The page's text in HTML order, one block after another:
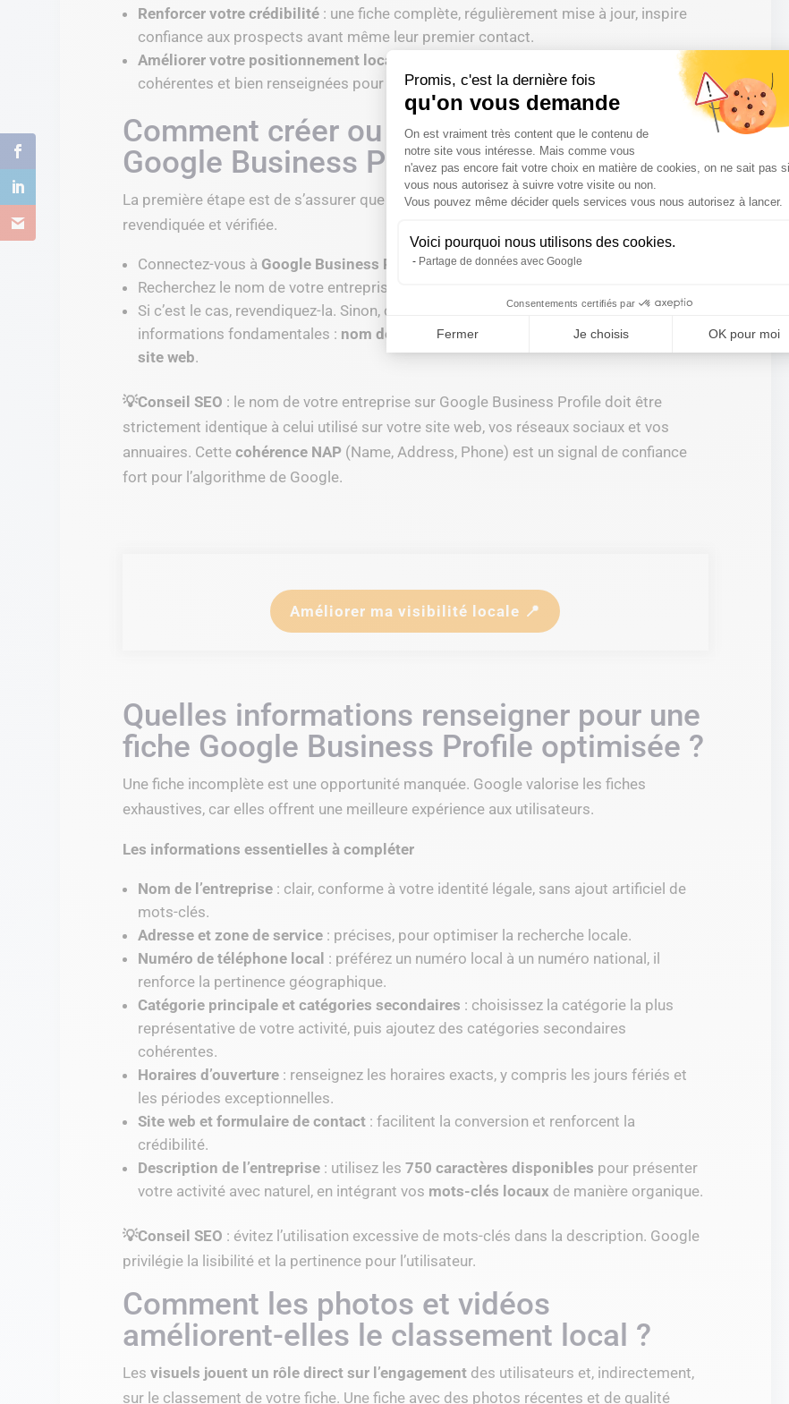
Promis, c'est la dernière fois
qu'on vous demande
Plateforme de Gestion du
On est vraiment très content que le contenu de
notre site vous intéresse. Mais comme vous
n'avez pas encore fait votre choix en matière de cookies, on ne sait pas si
vous nous autorisez à suivre votre visite ou non.
Vous pouvez même décider quels services vous nous autorisez à lancer.
Voici pourquoi nous utilisons des cookies.
Partage de données avec Google
Consentements certifiés par
Fermer Je choisis OK pour moi
Axeptio consent
Renforcer votre crédibilité : une fiche complète, régulièrement mise à jour, inspire
confiance aux prospects avant même leur premier contact.
Améliorer votre positionnement local
cohérentes et bien renseignées pour les requêtes géolocalisées.
Comment créer ou revendiquer sa fiche
Google Business Profile ?
La première étape est de s’assurer que votre entreprise dispose bien d’une fiche
revendiquée et vérifiée.
Connectez-vous à Google Business Profileavec votre compte Google.
Recherchez le nom de votre entreprise pour vérifier si une fiche existe déjà.
Si c’est le cas, revendiquez-la. Sinon, créez-en une nouvelle en renseignant les
informations fondamentales : nom de l’entreprise, adresse, numéro de téléphone et
site web.
💡Conseil SEO : le nom de votre entreprise sur Google Business Profile doit être
strictement identique à celui utilisé sur votre site web, vos réseaux sociaux et vos
annuaires. Cettecohérence NAP (Name, Address, Phone) est un signal de confiance
fort pour l’algorithme de Google.
Améliorer ma visibilité locale 📍
Quelles informations renseigner pour une
fiche Google Business Profile optimisée ?
Une fiche incomplète est une opportunité manquée. Google valorise les fiches
exhaustives, car elles offrent une meilleure expérience aux utilisateurs.
Les informations essentielles à compléter
Nom de l’entreprise : clair, conforme à votre identité légale, sans ajout artificiel de
mots-clés.
Adresse et zone de service : précises, pour optimiser la recherche locale.
Numéro de téléphone local : préférez un numéro local à un numéro national, il
renforce la pertinence géographique.
Catégorie principale et catégories secondaires : choisissez la catégorie la plus
représentative de votre activité, puis ajoutez des catégories secondaires
cohérentes.
Horaires d’ouverture : renseignez les horaires exacts, y compris les jours fériés et
les périodes exceptionnelles.
Site web et formulaire de contact : facilitent la conversion et renforcent la
crédibilité.
Description de l’entreprise : utilisez les750 caractères disponibles pour présenter
votre activité avec naturel, en intégrant vos mots-clés locaux de manière organique.
💡Conseil SEO : évitez l’utilisation excessive de mots-clés dans la description. Google
privilégie la lisibilité et la pertinence pour l’utilisateur.
Comment les photos et vidéos
améliorent-elles le classement local ?
Lesvisuels jouent un rôle direct sur l’engagement des utilisateurs et, indirectement,
sur le classement de votre fiche. Une fiche avec des photos récentes et de qualité